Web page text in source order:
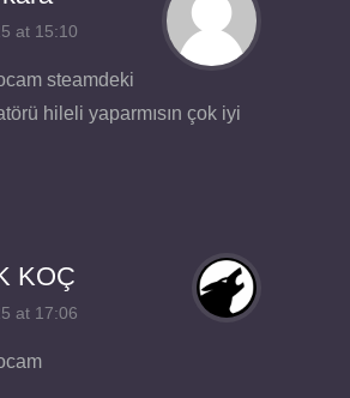
at 15:10
steamdeki
hileli yaparmısın çok iyi
KOÇ
at 17:06